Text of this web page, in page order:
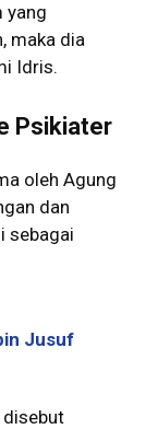
yang
maka dia
Idris.
Psikiater
oleh Agung
dan
sebagai
Jusuf
disebut